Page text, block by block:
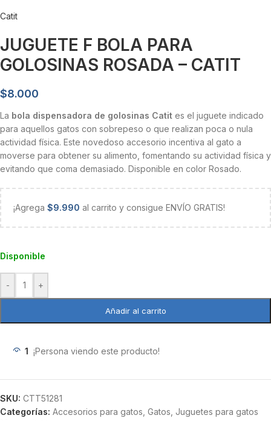
Catit
JUGUETE F BOLA PARA
GOLOSINAS ROSADA – CATIT
$8.000
La bola dispensadora de golosinas Catit es el juguete indicado
para aquellos gatos con sobrepeso o que realizan poca o nula
actividad física. Este novedoso accesorio incentiva al gato a
moverse para obtener su alimento, fomentando su actividad física y
evitando que coma demasiado. Disponible en color Rosado.
¡Agrega $9.990 al carrito y consigue ENVÍO GRATIS!
Disponible
- +
Añadir al carrito
1 ¡Persona viendo este producto!
SKU: CTT51281
Categorías: Accesorios para gatos Gatos Juguetes para gatos